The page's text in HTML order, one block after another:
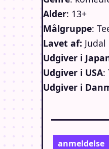
Alder: 13+
Målgruppe:
Lavet af: Judal
Udgiver i
Udgiver i USA:
Udgiver i
anmeldelse